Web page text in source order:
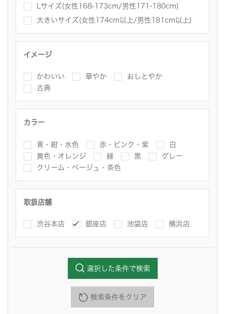
Lサイズ(女性168-173cm/男性171-180cm)
大きいサイズ(女性174cm以上/男性181cm以上)
イメージ
かわいい 華やか
おしとやか
古典
カラー
青・紺・水色 赤・ピンク・紫
白
黄色・オレンジ
緑 黒
グレー
クリーム・ベージュ・茶色
取扱店舗
渋谷本店 銀座店 池袋店 横浜店
検索条件をクリア
選択した条件で検索